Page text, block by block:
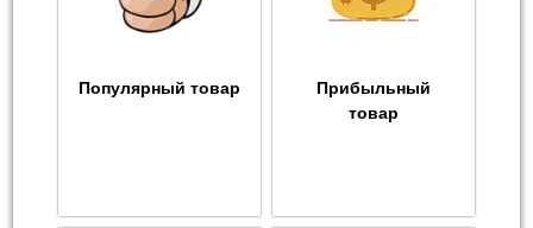
Популярный товар
Прибыльный
товар